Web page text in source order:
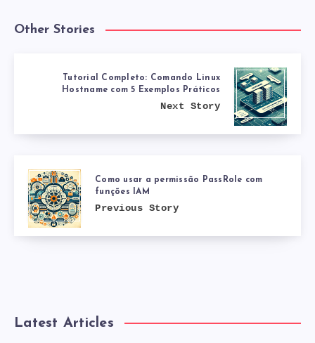
Other Stories
Tutorial Completo: Comando Linux
Hostname com 5 Exemplos Práticos
Next Story
Como usar a permissão PassRole com
funções IAM
Previous Story
Latest Articles